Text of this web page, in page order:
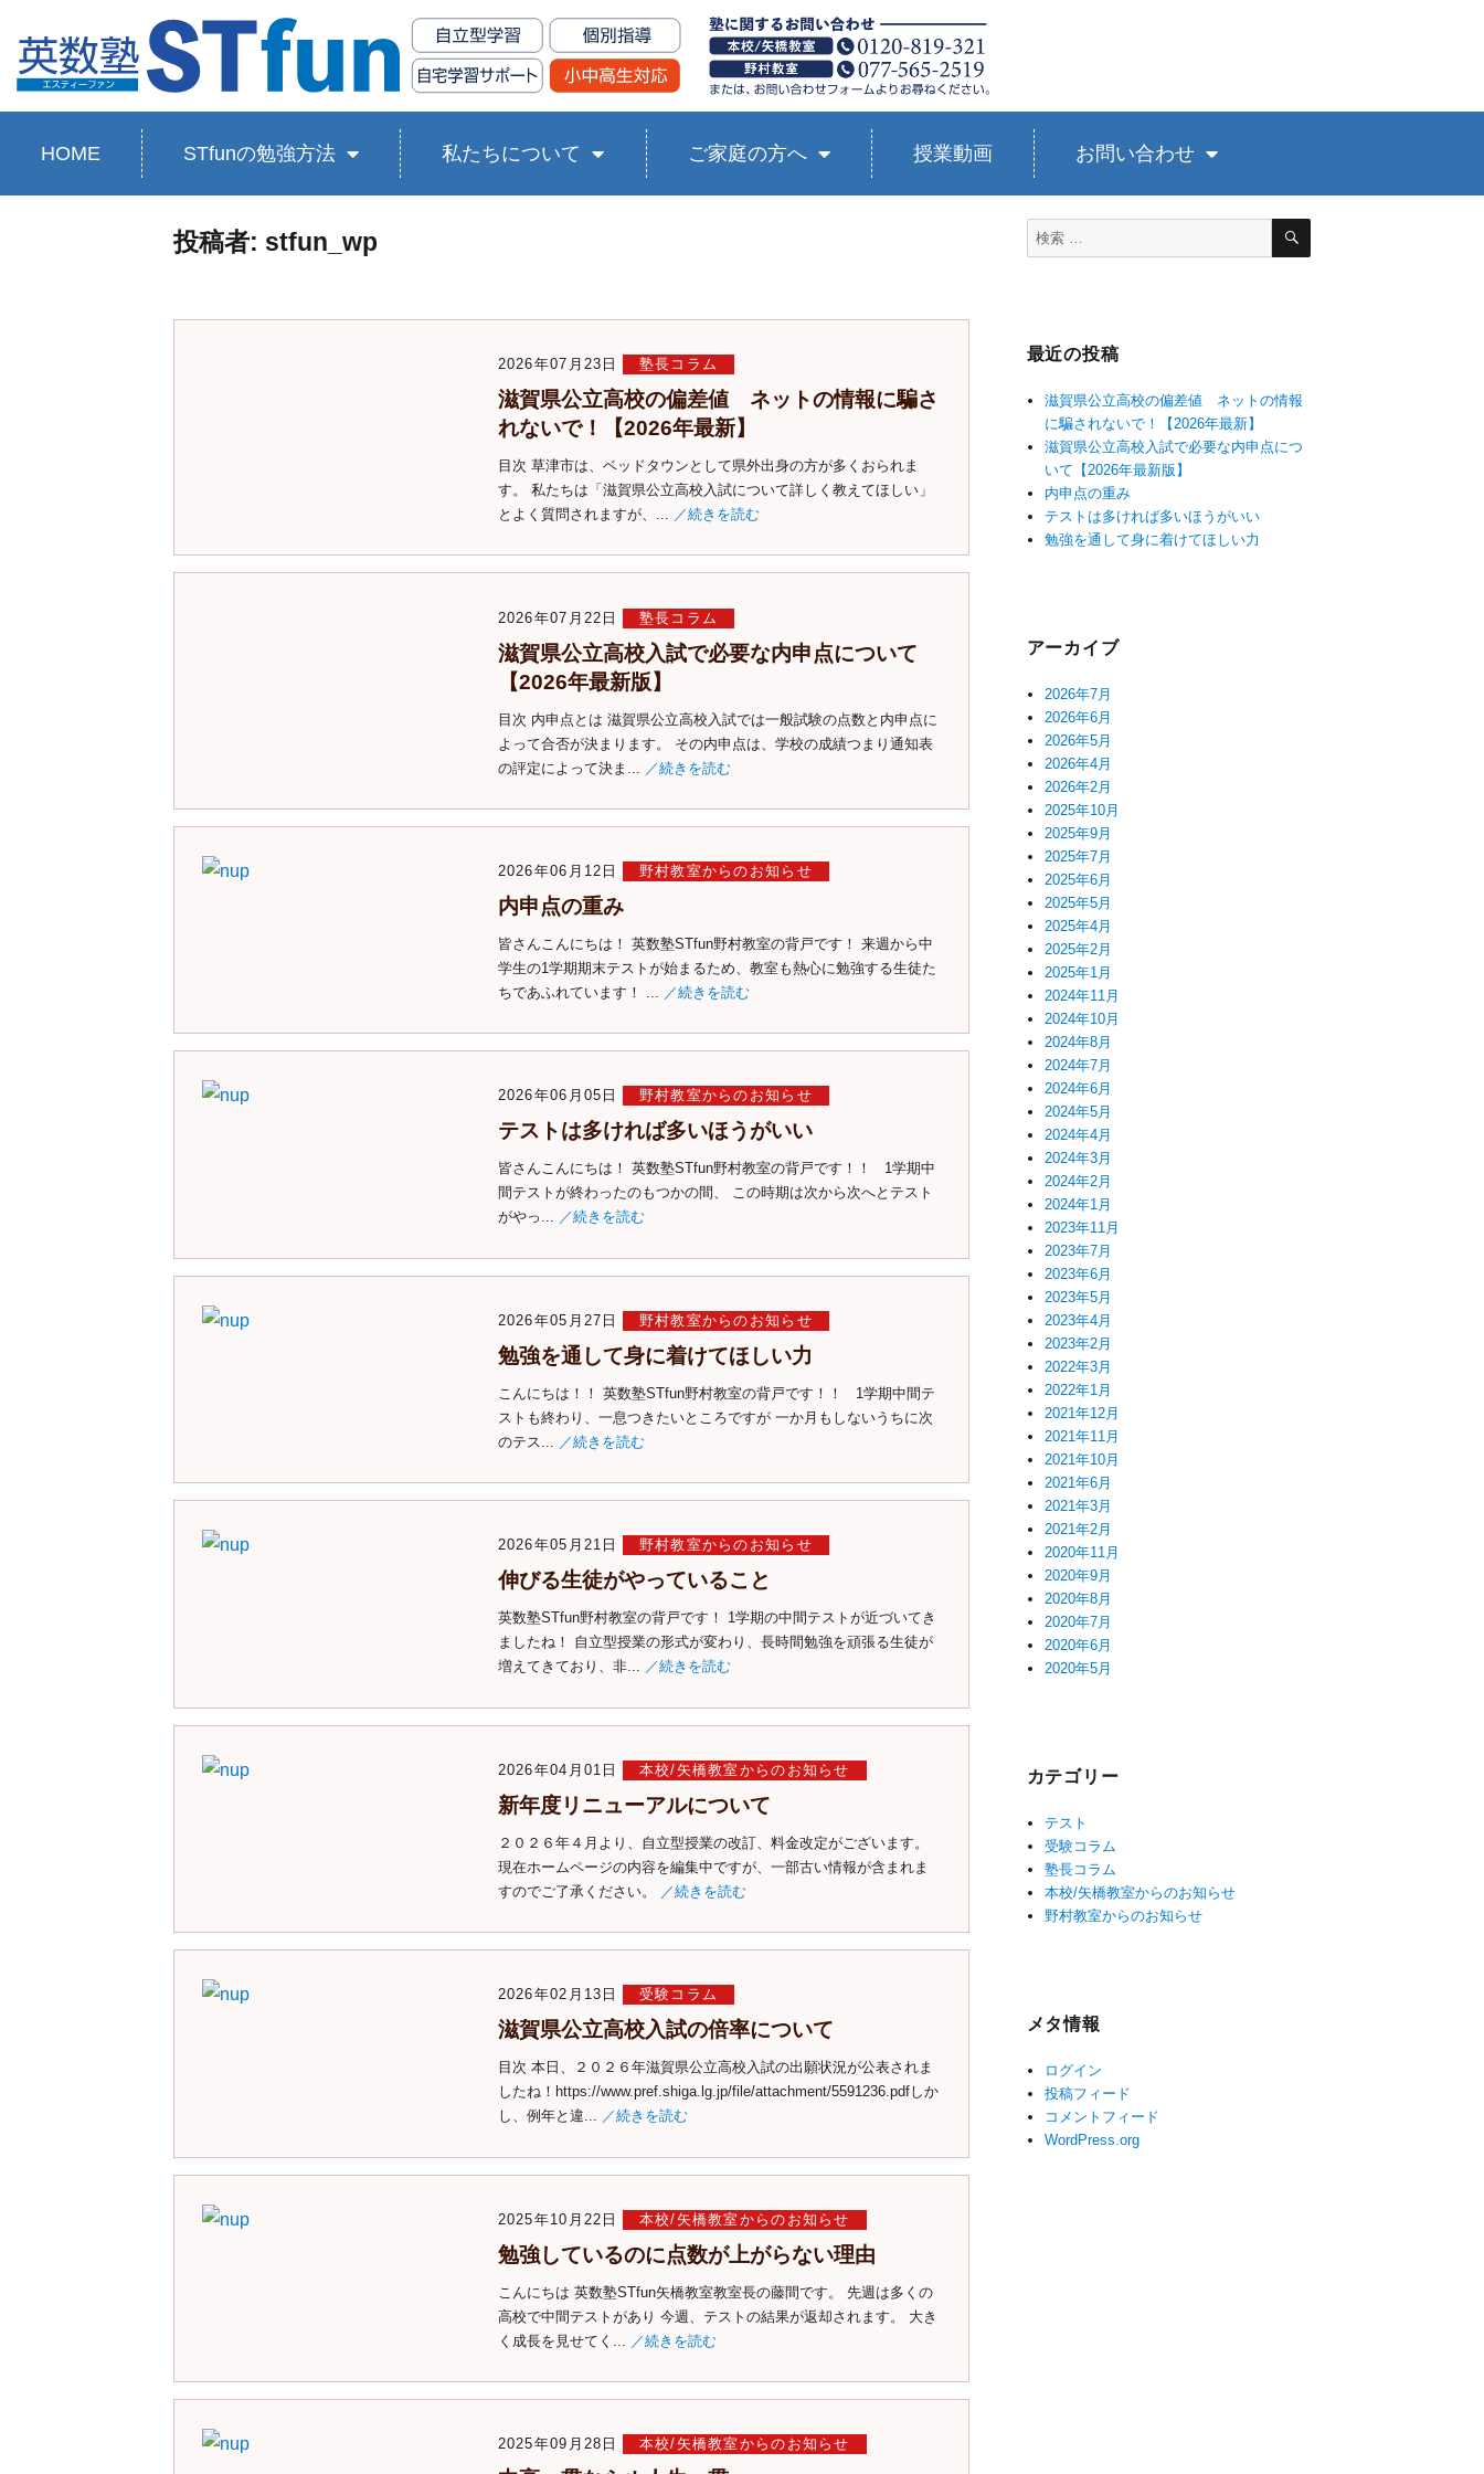
HOME STfunの勉強方法 私たちについて ご家庭の方へ 授業動画 お問い合わせ
投稿者: stfun_wp
2026年07月23日 塾長コラム
滋賀県公立高校の偏差値 ネットの情報に騙さ
れないで！【2026年最新】
目次 草津市は、ベッドタウンとして県外出身の方が多くおられま
す。 私たちは「滋賀県公立高校入試について詳しく教えてほしい」
とよく質問されますが、... ／続きを読む
2026年07月22日 塾長コラム
滋賀県公立高校入試で必要な内申点について
【2026年最新版】
目次 内申点とは 滋賀県公立高校入試では一般試験の点数と内申点に
よって合否が決まります。 その内申点は、学校の成績つまり通知表
の評定によって決ま...
／続きを読む
2026年06月12日 野村教室からのお知らせ
内申点の重み
皆さんこんにちは！ 英数塾STfun野村教室の背戸です！ 来週から中
学生の1学期期末テストが始まるため、教室も熱心に勉強する生徒た
ちであふれています！ ... ／続きを読む
2026年06月05日 野村教室からのお知らせ
テストは多ければ多いほうがいい
皆さんこんにちは！ 英数塾STfun野村教室の背戸です！！ 1学期中
間テストが終わったのもつかの間、 この時期は次から次へとテスト
がやっ... ／続きを読む
2026年05月27日 野村教室からのお知らせ
勉強を通して身に着けてほしい力
こんにちは！！ 英数塾STfun野村教室の背戸です！！ 1学期中間テ
ストも終わり、一息つきたいところですが 一か月もしないうちに次
のテス...
／続きを読む
2026年05月21日 野村教室からのお知らせ
伸びる生徒がやっていること
英数塾STfun野村教室の背戸です！ 1学期の中間テストが近づいてき
ましたね！ 自立型授業の形式が変わり、長時間勉強を頑張る生徒が
増えてきており、非... ／続きを読む
2026年04月01日 本校/矢橋教室からのお知らせ
新年度リニューアルについて
２０２６年４月より、自立型授業の改訂、料金改定がございます。
現在ホームページの内容を編集中ですが、一部古い情報が含まれま
すのでご了承ください。
／続きを読む
2026年02月13日 受験コラム
滋賀県公立高校入試の倍率について
目次 本日、２０２６年滋賀県公立高校入試の出願状況が公表されま
したね！https://www.pref.shiga.lg.jp/file/attachment/5591236.pdfしか
し、例年と違... ／続きを読む
2025年10月22日 本校/矢橋教室からのお知らせ
勉強しているのに点数が上がらない理由
こんにちは 英数塾STfun矢橋教室教室長の藤間です。 先週は多くの
高校で中間テストがあり 今週、テストの結果が返却されます。 大き
く成長を見せてく...
／続きを読む
2025年09月28日 本校/矢橋教室からのお知らせ
最近の投稿
滋賀県公立高校の偏差値 ネットの情報
に騙されないで！【2026年最新】
滋賀県公立高校入試で必要な内申点につ
いて【2026年最新版】
内申点の重み
テストは多ければ多いほうがいい
勉強を通して身に着けてほしい力
アーカイブ
2026年7月
2026年6月
2026年5月
2026年4月
2026年2月
2025年10月
2025年9月
2025年7月
2025年6月
2025年5月
2025年4月
2025年2月
2025年1月
2024年11月
2024年10月
2024年8月
2024年7月
2024年6月
2024年5月
2024年4月
2024年3月
2024年2月
2024年1月
2023年11月
2023年7月
2023年6月
2023年5月
2023年4月
2023年2月
2022年3月
2022年1月
2021年12月
2021年11月
2021年10月
2021年6月
2021年3月
2021年2月
2020年11月
2020年9月
2020年8月
2020年7月
2020年6月
2020年5月
カテゴリー
テスト
受験コラム
塾長コラム
本校/矢橋教室からのお知らせ
野村教室からのお知らせ
メタ情報
ログイン
投稿フィード
コメントフィード
WordPress.org